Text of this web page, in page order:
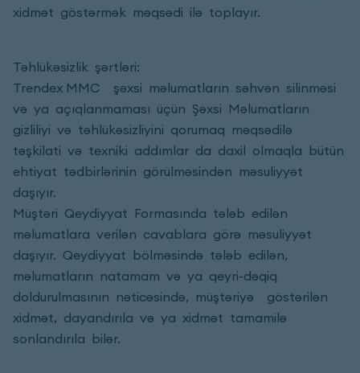
xidmət göstərmək məqsədi ilə toplayır.
Təhlükəsizlik şərtləri:
Trendex MMC şəxsi məlumatların səhvən silinməsi
və ya açıqlanmaması üçün Şəxsi Məlumatların
gizliliyi və təhlükəsizliyini qorumaq məqsədilə
təşkilati və texniki addımlar da daxil olmaqla bütün
ehtiyat tədbirlərinin görülməsindən məsuliyyət
daşıyır.
Müştəri Qeydiyyat Formasında tələb edilən
məlumatlara verilən cavablara görə məsuliyyət
daşıyır. Qeydiyyat bölməsində tələb edilən,
məlumatların natamam və ya qeyri-dəqiq
doldurulmasının nəticəsində, müştəriyə göstərilən
xidmət, dayandırıla və ya xidmət tamamilə
sonlandırıla bilər.